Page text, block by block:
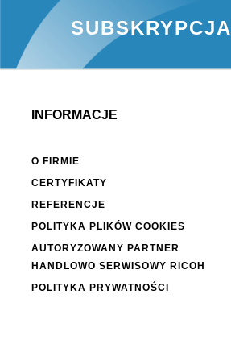
SUBSKRYPCJA
INFORMACJE
O FIRMIE
CERTYFIKATY
REFERENCJE
POLITYKA PLIKÓW COOKIES
AUTORYZOWANY PARTNER
HANDLOWO SERWISOWY RICOH
POLITYKA PRYWATNOŚCI